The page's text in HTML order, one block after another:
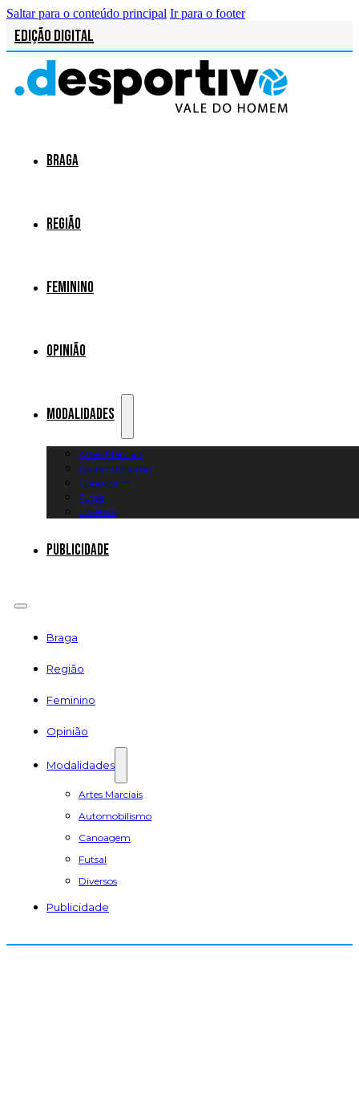
Saltar para o conteúdo principal Ir para o footer
Edição Digital
Braga
Região
Feminino
Opinião
Modalidades
Artes Marciais
Automobilismo
Canoagem
Futsal
Diversos
Publicidade
Braga
Região
Feminino
Opinião
Modalidades
Artes Marciais
Automobilismo
Canoagem
Futsal
Diversos
Publicidade